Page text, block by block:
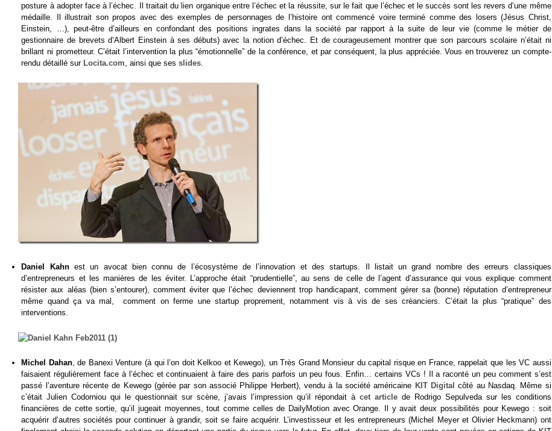
posture à adopter face à l’échec. Il traitait du lien organique entre l’échec et la réussite, sur le fait que l’échec et le succès sont les revers d’une même
médaille. Il illustrait son propos avec des exemples de personnages de l’histoire ont commencé voire terminé comme des losers (Jésus Christ,
Einstein, …), peut-être d’ailleurs en confondant des positions ingrates dans la société par rapport à la suite de leur vie (comme le métier de
gestionnaire de brevets d’Albert Einstein à ses débuts) avec la notion d’échec. Et de courageusement montrer que son parcours scolaire n’était ni
brillant ni prometteur. C’était l’intervention la plus “émotionnelle” de la conférence, et par conséquent, la plus appréciée. Vous en trouverez un compte-
rendu détaillé sur Locita.com, ainsi que sesslides.
Daniel Kahn est un avocat bien connu de l’écosystème de l’innovation et des startups. Il listait un grand nombre des erreurs classiques
d’entrepreneurs et les manières de les éviter. L’approche était “prudentielle”, au sens de celle de l’agent d’assurance qui vous explique comment
résister aux aléas (bien s’entourer), comment éviter que l’échec deviennent trop handicapant, comment gérer sa (bonne) réputation d’entrepreneur
même quand ça va mal, comment on ferme une startup proprement, notamment vis à vis de ses créanciers. C’était la plus “pratique” des
interventions.
Michel Dahan, de Banexi Venture (à qui l’on doit Kelkoo et Kewego), un Très Grand Monsieur du capital risque en France, rappelait que les VC aussi
faisaient régulièrement face à l’échec et continuaient à faire des paris parfois un peu fous. Enfin… certains VCs ! Il a raconté un peu comment s’est
passé l’aventure récente de Kewego (gérée par son associé Philippe Herbert), vendu à la société américaine KIT Digital côté au Nasdaq. Même si
c’était Julien Codorniou qui le questionnait sur scène, j’avais l’impression qu’il répondait à cet articlede Rodrigo Sepulveda sur les conditions
financières de cette sortie, qu’il jugeait moyennes, tout comme celles de DailyMotion avec Orange. Il y avait deux possibilités pour Kewego : soit
acquérir d’autres sociétés pour continuer à grandir, soit se faire acquérir. L’investisseur et les entrepreneurs (Michel Meyer et Olivier Heckmann) ont